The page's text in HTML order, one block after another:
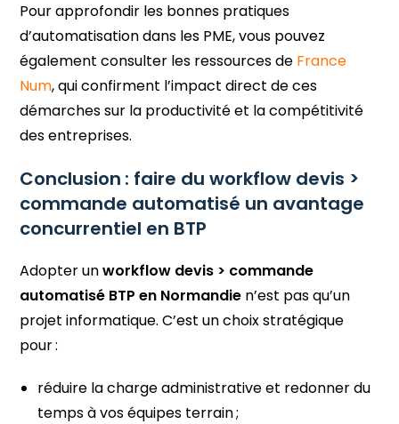
Pour approfondir les bonnes pratiques
d’automatisation dans les PME, vous pouvez
également consulter les ressources de France
Num, qui confirment l’impact direct de ces
démarches sur la productivité et la compétitivité
des entreprises.
Conclusion : faire du workflow devis >
commande automatisé un avantage
concurrentiel en BTP
Adopter unworkflow devis > commande
automatisé BTP en Normandie n’est pas qu’un
projet informatique. C’est un choix stratégique
pour :
réduire la charge administrative et redonner du
temps à vos équipes terrain ;